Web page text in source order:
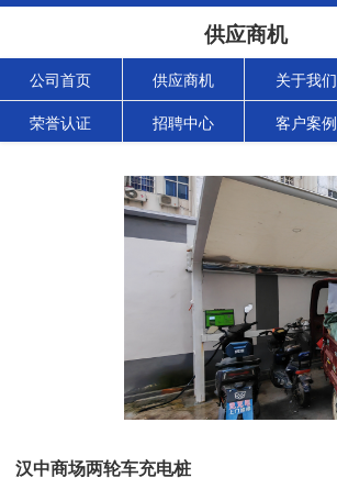
供应商机
公司首页 供应商机 关于我们
荣誉认证 招聘中心 客户案例
汉中商场两轮车充电桩